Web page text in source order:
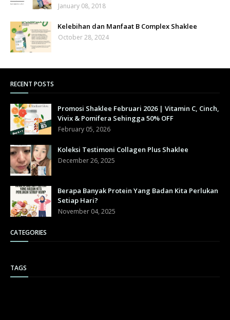
January 08, 2018
Kelebihan dan Manfaat B Complex Shaklee
October 28, 2024
RECENT POSTS
Promosi Shaklee Februari 2026 | Vitamin C, Cinch,
Vivix & Pomifera Sehingga 50% OFF
February 05, 2026
Koleksi Testimoni Collagen Plus Shaklee
December 26, 2025
Berapa Banyak Protein Yang Badan Kita Perlukan
Setiap Hari?
November 04, 2025
CATEGORIES
TAGS